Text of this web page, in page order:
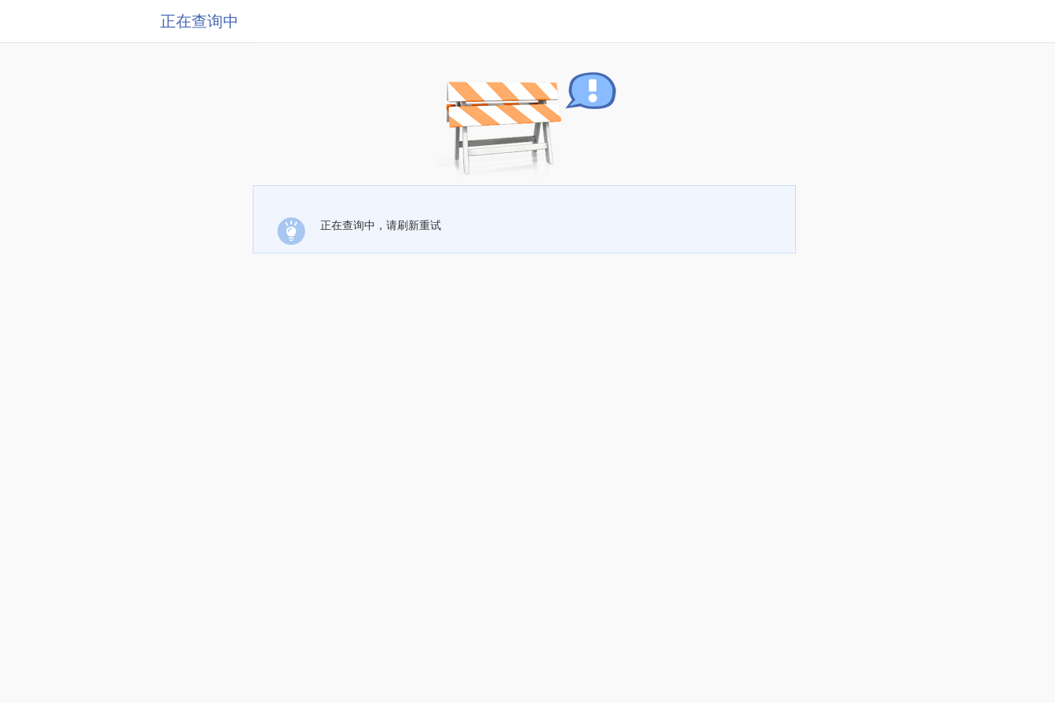
正在查询中
正在查询中，请刷新重试